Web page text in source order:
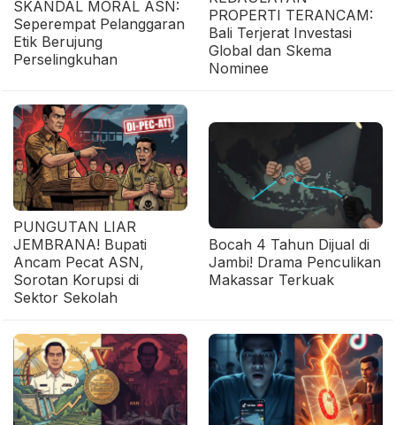
SKANDAL MORAL ASN:
Seperempat Pelanggaran
Etik Berujung
Perselingkuhan
PROPERTI TERANCAM:
Bali Terjerat Investasi
Global dan Skema
Nominee
PUNGUTAN LIAR
JEMBRANA! Bupati
Ancam Pecat ASN,
Sorotan Korupsi di
Sektor Sekolah
Bocah 4 Tahun Dijual di
Jambi! Drama Penculikan
Makassar Terkuak